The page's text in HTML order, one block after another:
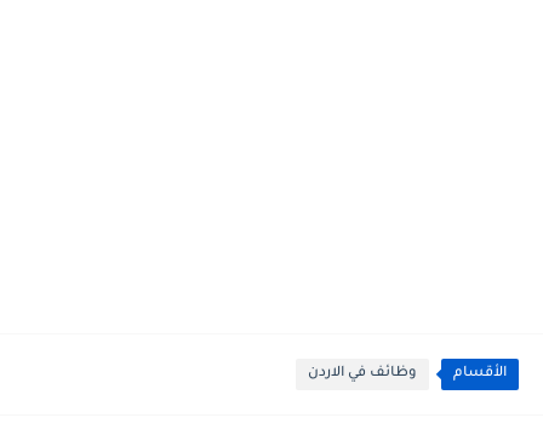
الأقسام وظائف في الاردن